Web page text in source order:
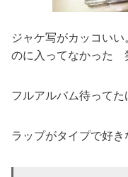
ジャケ写がカッコい
のに入ってなかった
フルアルバム待ってた
ラップがタイプで好き